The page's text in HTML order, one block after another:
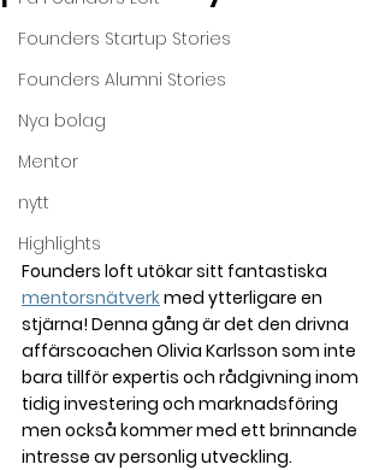
Founders Startup Stories
Founders Alumni Stories
Nya bolag
Mentor
nytt
Highlights
Founders loft utökar sitt fantastiska
mentorsnätverk med ytterligare en
stjärna! Denna gång är det den drivna
affärscoachen Olivia Karlsson som inte
bara tillför expertis och rådgivning inom
tidig investering och marknadsföring
men också kommer med ett brinnande
intresse av personlig utveckling.